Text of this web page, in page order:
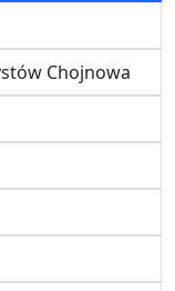
Chojnowa